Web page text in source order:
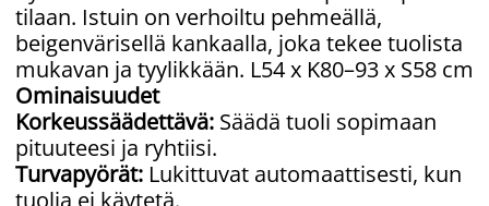
tilaan. Istuin on verhoiltu pehmeällä,
beigenvärisellä kankaalla, joka tekee tuolista
mukavan ja tyylikkään. L54 x K80–93 x S58 cm
Ominaisuudet
Korkeussäädettävä: Säädä tuoli sopimaan
pituuteesi ja ryhtiisi.
Turvapyörät: Lukittuvat automaattisesti, kun
tuolia ei käytetä.